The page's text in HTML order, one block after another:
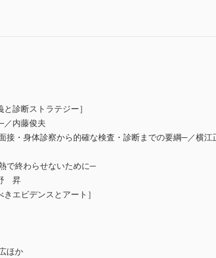
診断ストラテジー］
／内藤俊夫
接・身体診察から的確な検査・診断までの要綱─／横江
で終わらせないために─
昇
エビデンスとアート］
ほか